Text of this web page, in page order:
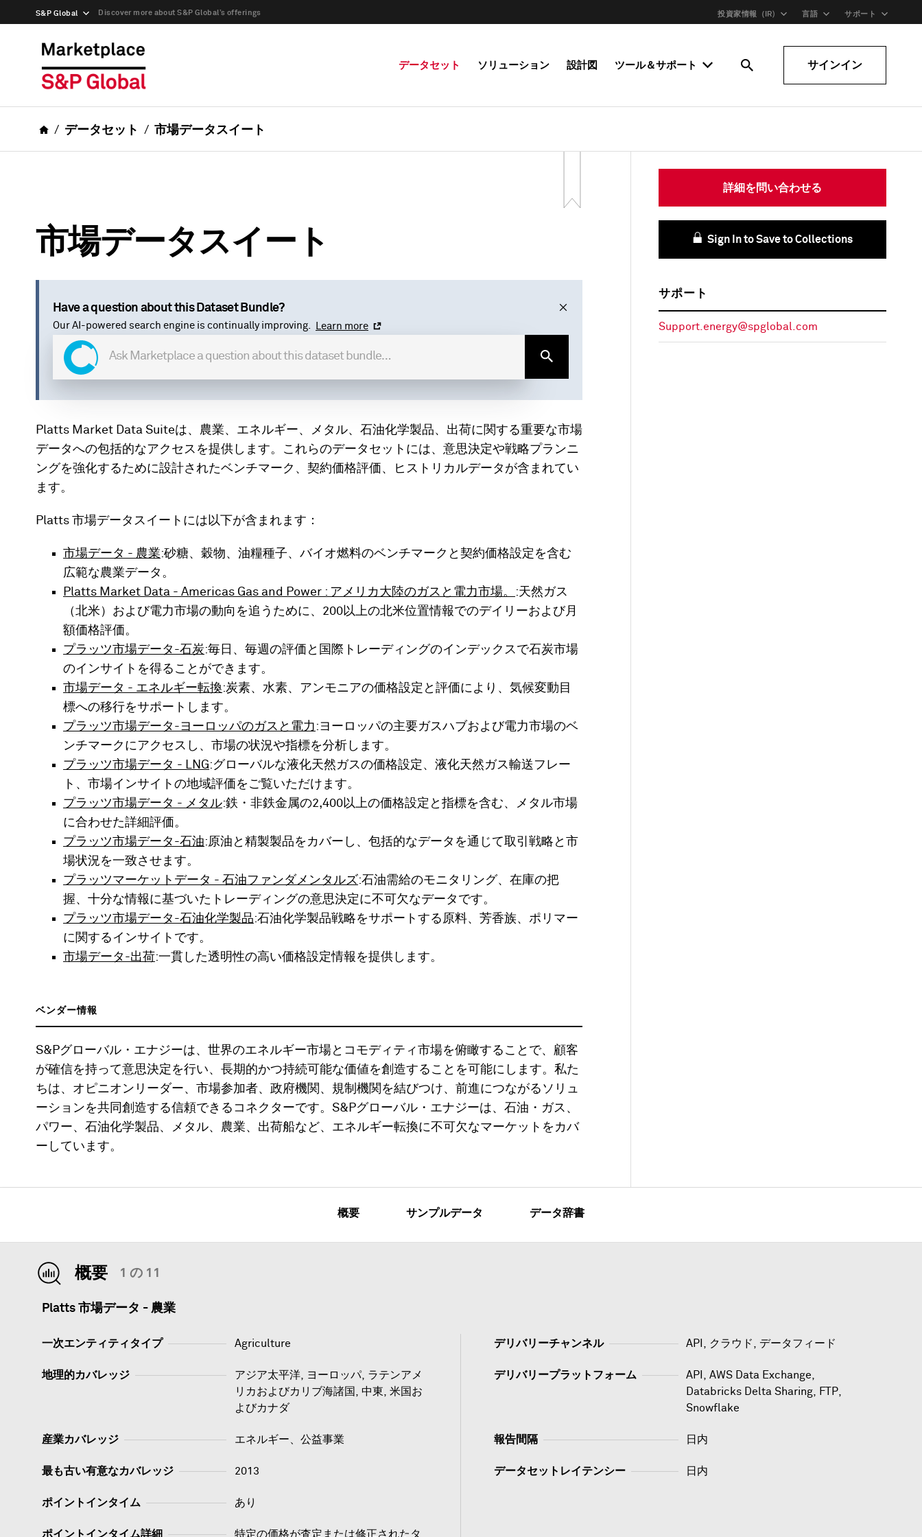
S&P Global Discover more about S&P Global’s offerings 投資家情報（IR) 言語 サポート
データセット ソリューション 設計図 ツール＆サポート サインイン
データセット 市場データスイート
市場データスイート
Have a question about this Dataset Bundle?
Our AI-powered search engine is continually improving. Learn more
Platts Market Data Suiteは、農業、エネルギー、メタル、石油化学製品、出荷に関する重要な市場
データへの包括的なアクセスを提供します。これらのデータセットには、意思決定や戦略プランニ
ングを強化するために設計されたベンチマーク、契約価格評価、ヒストリカルデータが含まれてい
ます。
Platts 市場データスイートには以下が含まれます：
市場データ - 農業:砂糖、穀物、油糧種子、バイオ燃料のベンチマークと契約価格設定を含む
広範な農業データ。
Platts Market Data - Americas Gas and Power : アメリカ大陸のガスと電力市場。 :天然ガス
（北米）および電力市場の動向を追うために、200以上の北米位置情報でのデイリーおよび月
額価格評価。
プラッツ市場データ-石炭:毎日、毎週の評価と国際トレーディングのインデックスで石炭市場
のインサイトを得ることができます。
市場データ - エネルギー転換:炭素、水素、アンモニアの価格設定と評価により、気候変動目
標への移行をサポートします。
プラッツ市場データ-ヨーロッパのガスと電力:ヨーロッパの主要ガスハブおよび電力市場のベ
ンチマークにアクセスし、市場の状況や指標を分析します。
プラッツ市場データ - LNG:グローバルな液化天然ガスの価格設定、液化天然ガス輸送フレー
ト、市場インサイトの地域評価をご覧いただけます。
プラッツ市場データ - メタル:鉄・非鉄金属の2,400以上の価格設定と指標を含む、メタル市場
に合わせた詳細評価。
プラッツ市場データ-石油:原油と精製製品をカバーし、包括的なデータを通じて取引戦略と市
場状況を一致させます。
プラッツマーケットデータ - 石油ファンダメンタルズ:石油需給のモニタリング、在庫の把
握、十分な情報に基づいたトレーディングの意思決定に不可欠なデータです。
プラッツ市場データ-石油化学製品:石油化学製品戦略をサポートする原料、芳香族、ポリマー
に関するインサイトです。
市場データ-出荷:一貫した透明性の高い価格設定情報を提供します。
ベンダー情報
S&Pグローバル・エナジーは、世界のエネルギー市場とコモディティ市場を俯瞰することで、顧客
が確信を持って意思決定を行い、長期的かつ持続可能な価値を創造することを可能にします。私た
ちは、オピニオンリーダー、市場参加者、政府機関、規制機関を結びつけ、前進につながるソリュ
ーションを共同創造する信頼できるコネクターです。S&Pグローバル・エナジーは、石油・ガス、
パワー、石油化学製品、メタル、農業、出荷船など、エネルギー転換に不可欠なマーケットをカバ
ーしています。
詳細を問い合わせる
Sign In to Save to Collections
サポート
Support.energy@spglobal.com
概要 サンプルデータ データ辞書
概要 1 の 11
Platts 市場データ - 農業
一次エンティティタイプ Agriculture
地理的カバレッジ
アジア太平洋, ヨーロッパ, ラテンアメ
リカおよびカリブ海諸国, 中東, 米国お
よびカナダ
産業カバレッジ エネルギー、公益事業
最も古い有意なカバレッジ 2013
ポイントインタイム あり
ポイントインタイム詳細
特定の価格が査定または修正されたタ
デリバリーチャンネル API, クラウド, データフィード
デリバリープラットフォーム API ,AWS Data Exchange
Databricks Delta Sharing
FTP
Snowflake
報告間隔 日内
データセットレイテンシー 日内